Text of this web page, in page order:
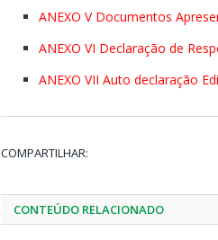
ANEXO V Documentos
ANEXO VI Declaração de
ANEXO VII Auto declaração
COMPARTILHAR:
CONTEÚDO RELACIONADO